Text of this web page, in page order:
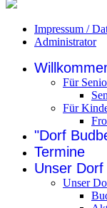
Impressum /
Administrator
Für
Für
"Dorf
Termine
Unser Dorf
Unser